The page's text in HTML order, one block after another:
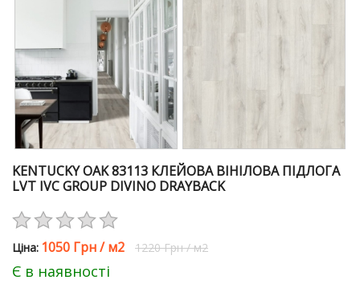
KENTUCKY OAK 83113 КЛЕЙОВА ВІНІЛОВА ПІДЛОГА
LVT IVC GROUP DIVINO DRAYBACK
Цiна: 1050 Грн/м2 1220 Грн /м2
Є в наявності